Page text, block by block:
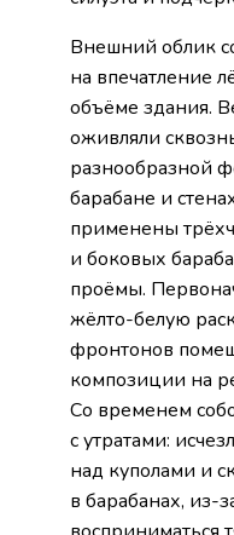
Внешний облик
на впечатление
объёме здания.
оживляли
разнообразной
барабане и
применены
и боковых
проёмы.
жёлто-белую
фронтонов
композиции на
Со временем
с утратами:
над куполами и
в барабанах, из-